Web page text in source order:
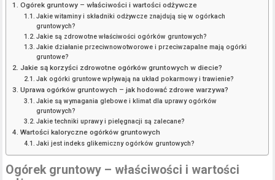
Ogórek gruntowy – właściwości i wartości odżywcze
Jakie witaminy i składniki odżywcze znajdują się w ogórkach
gruntowych?
Jakie są zdrowotne właściwości ogórków gruntowych?
Jakie działanie przeciwnowotworowe i przeciwzapalne mają ogórki
gruntowe?
Jakie są korzyści zdrowotne ogórków gruntowych w diecie?
Jak ogórki gruntowe wpływają na układ pokarmowy i trawienie?
Uprawa ogórków gruntowych – jak hodować zdrowe warzywa?
Jakie są wymagania glebowe i klimat dla uprawy ogórków
gruntowych?
Jakie techniki uprawy i pielęgnacji są zalecane?
Wartości kaloryczne ogórków gruntowych
Jaki jest indeks glikemiczny ogórków gruntowych?
Ogórek gruntowy – właściwości i wartości